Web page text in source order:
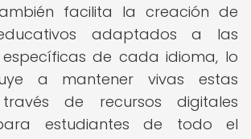
facilita la creación de
adaptados a las
específicas de cada idioma, lo
a mantener vivas estas
de recursos digitales
estudiantes de todo el